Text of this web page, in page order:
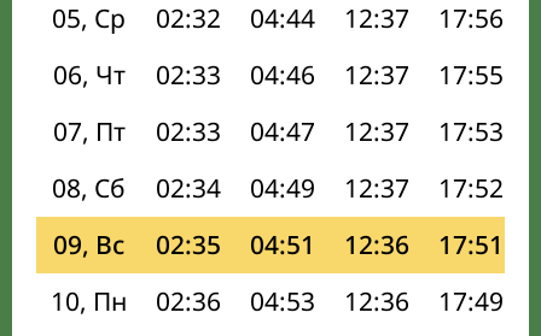
05, Ср
02:32 04:44 12:37 17:56
06, Чт
02:33 04:46 12:37 17:55
07, Пт
02:33 04:47 12:37 17:53
08, Сб
02:34 04:49 12:37 17:52
09, Вс
02:35 04:51 12:36 17:51
10, Пн
02:36 04:53 12:36 17:49